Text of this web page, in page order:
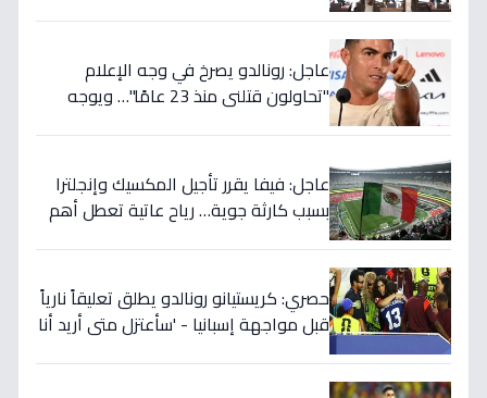
عاجل: رونالدو يصرخ في وجه الإعلام
"تحاولون قتلني منذ 23 عامًا"… ويوجه
عاجل: فيفا يقرر تأجيل المكسيك وإنجلترا
بسبب كارثة جوية… رياح عاتية تعطل أهم
حصري: كريستيانو رونالدو يطلق تعليقاً نارياً
قبل مواجهة إسبانيا - 'سأعتزل متى أريد أنا